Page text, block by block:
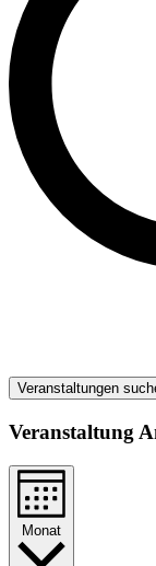
Veranstaltungen
Veranstaltung
Monat